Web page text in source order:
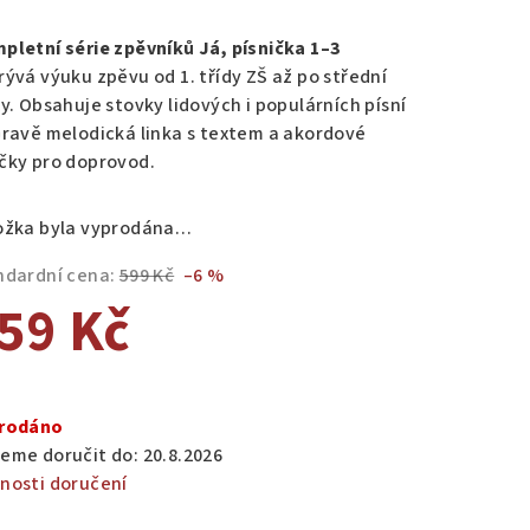
série zpěvníků Já, písnička 1–3
výuku zpěvu od 1. třídy ZŠ až po střední
Obsahuje stovky lidových i populárních písní
melodická linka s textem a akordové
pro doprovod.
byla vyprodána…
cena: 599 Kč –6 %
Kč
doručit do: 20.8.2026
doručení